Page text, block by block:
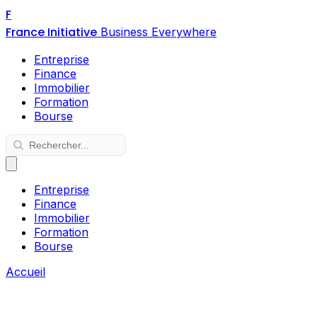
F
France Initiative Business Everywhere
Entreprise
Finance
Immobilier
Formation
Bourse
Entreprise
Finance
Immobilier
Formation
Bourse
Accueil